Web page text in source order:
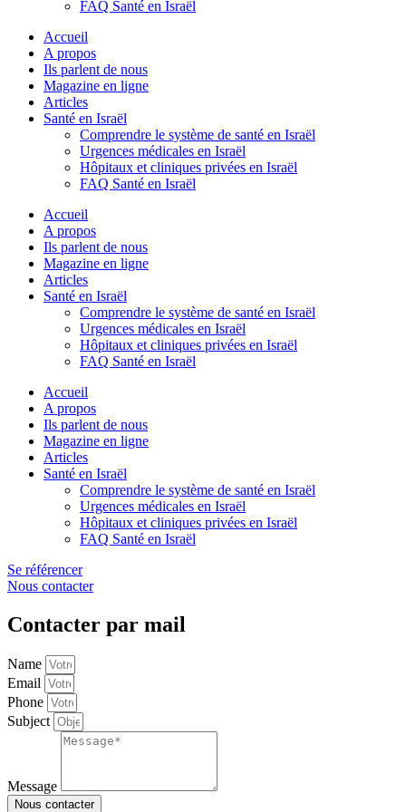
FAQ Santé en Israël
Accueil
A propos
Ils parlent de nous
Magazine en ligne
Articles
Santé en Israël
Comprendre le système de santé en Israël
Urgences médicales en Israël
Hôpitaux et cliniques privées en Israël
FAQ Santé en Israël
Accueil
A propos
Ils parlent de nous
Magazine en ligne
Articles
Santé en Israël
Comprendre le système de santé en Israël
Urgences médicales en Israël
Hôpitaux et cliniques privées en Israël
FAQ Santé en Israël
Accueil
A propos
Ils parlent de nous
Magazine en ligne
Articles
Santé en Israël
Comprendre le système de santé en Israël
Urgences médicales en Israël
Hôpitaux et cliniques privées en Israël
FAQ Santé en Israël
Se référencer
Nous contacter
Contacter par mail
Name
Email
Phone
Subject
Message
Nous contacter